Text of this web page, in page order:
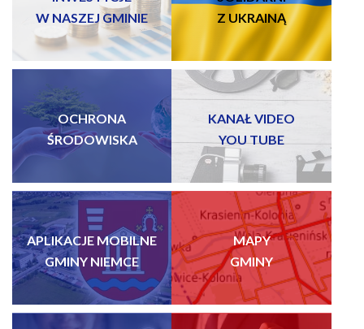
W NASZEJ GMINIE
Z UKRAINĄ
OCHRONA
ŚRODOWISKA
KANAŁ VIDEO
YOU TUBE
APLIKACJE MOBILNE
GMINY NIEMCE
MAPY
GMINY